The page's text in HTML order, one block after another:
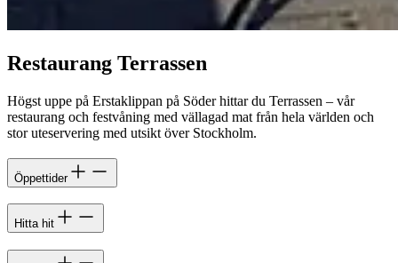
Restaurang Terrassen
Högst uppe på Erstaklippan på Söder hittar du Terrassen – vår
restaurang och festvåning med vällagad mat från hela världen och
stor uteservering med utsikt över Stockholm.
Öppettider
Hitta hit